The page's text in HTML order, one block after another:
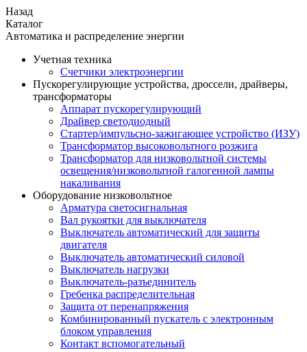
Назад
Каталог
Автоматика и распределение энергии
Учетная техника
Счетчики электроэнергии
Пускорегулирующие устройства, дроссели, драйверы,
трансформаторы
Аппарат пускорегулирующий
Драйвер светодиодный
Стартер/импульсно-зажигающее устройство (ИЗУ)
Трансформатор высоковольтного розжига
Трансформатор для низковольтной системы
освещения/низковольтной галогенной лампы
накаливания
Оборудование низковольтное
Арматура светосигнальная
Вал рукоятки для выключателя
Выключатель автоматический для защиты
двигателя
Выключатель автоматический силовой
Выключатель нагрузки
Выключатель-разъединитель
Гребенка распределительная
Защита от перенапряжения
Комбинированный пускатель с электронным
блоком управления
Контакт вспомогательный